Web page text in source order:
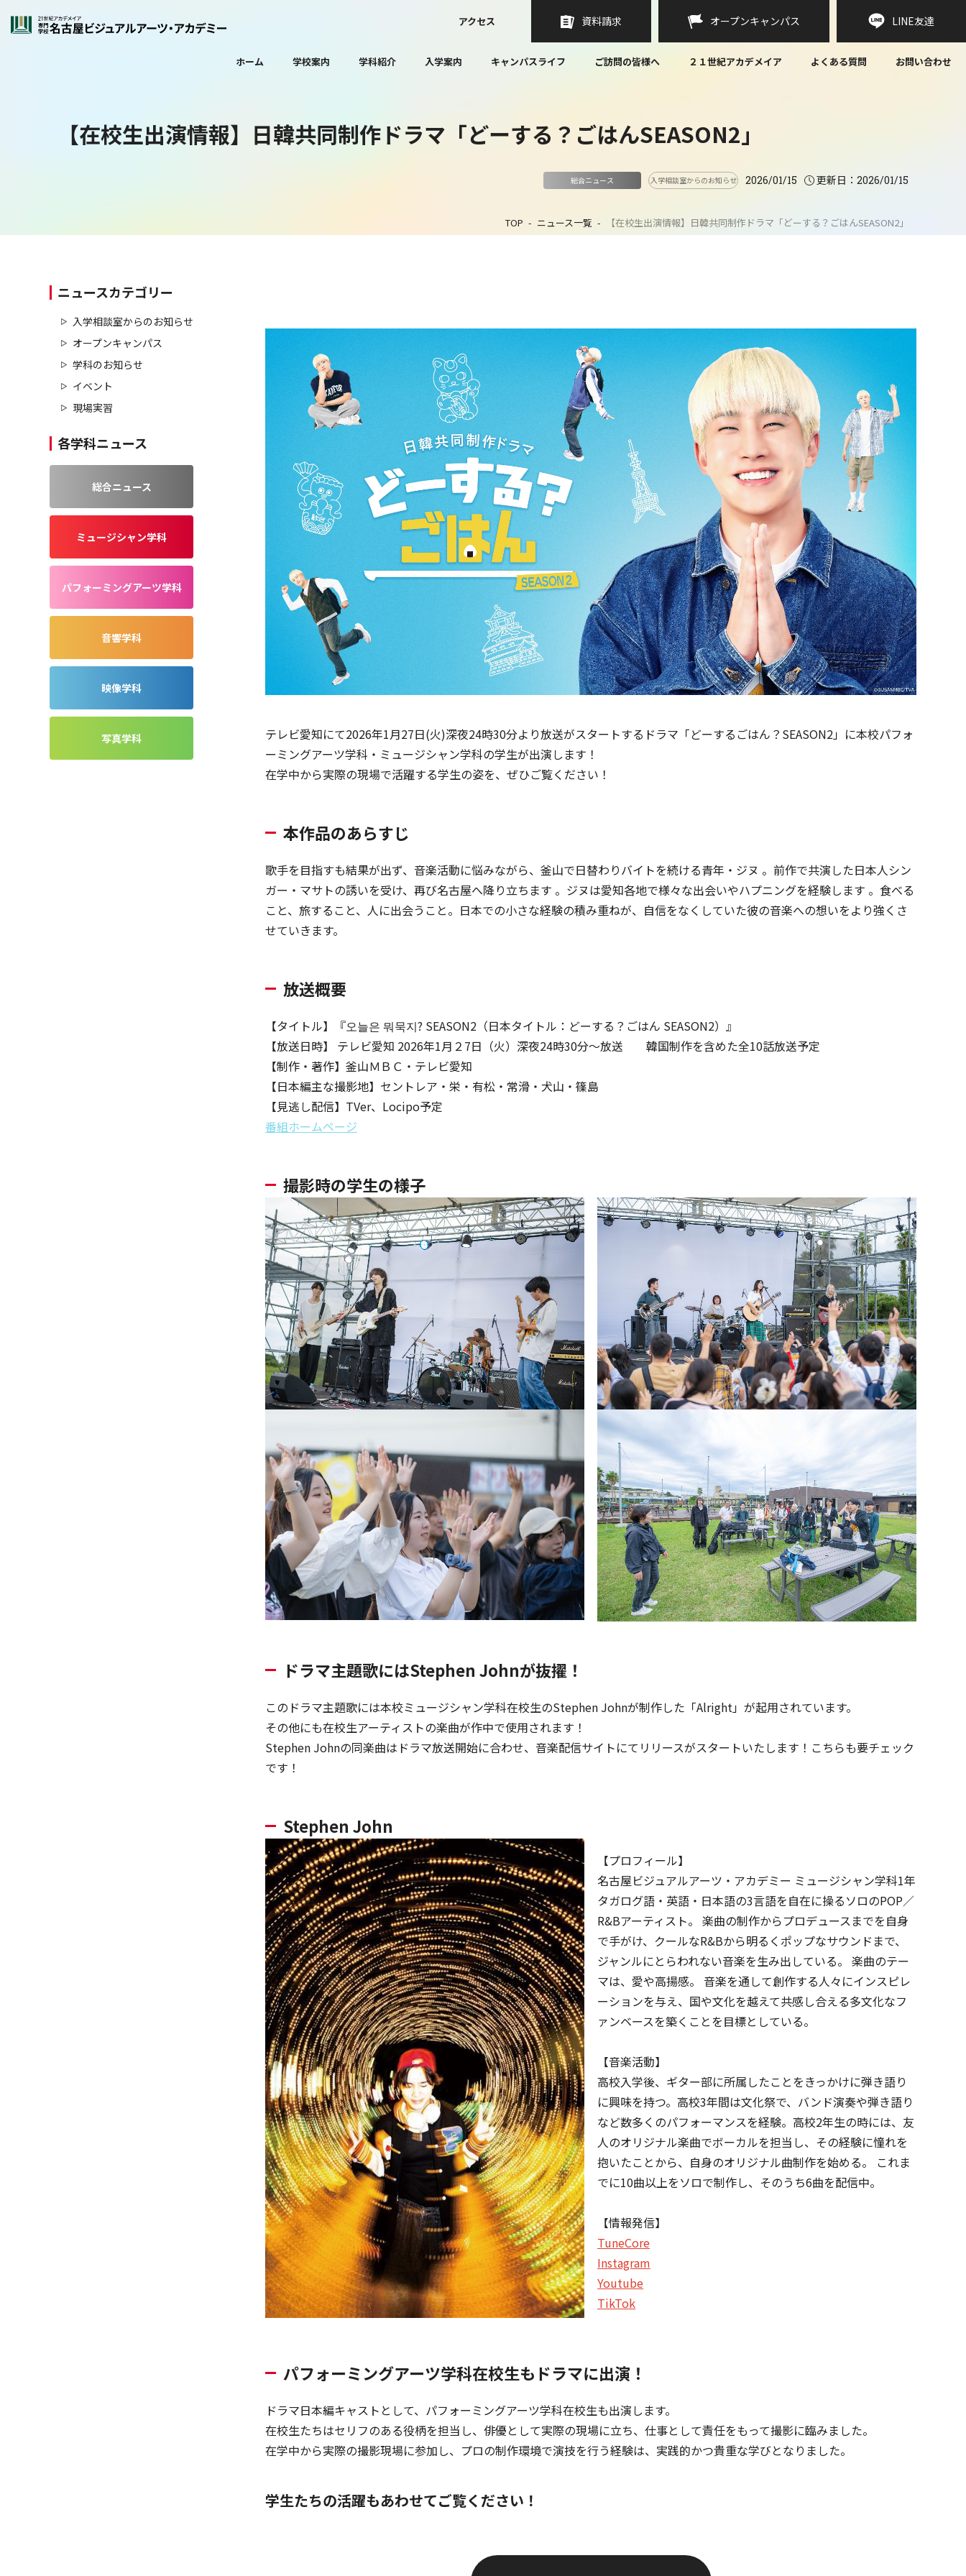
アクセス 資料請求 オープンキャンパス LINE友達
ホーム 学校案内 学科紹介 入学案内 キャンパスライフ ご訪問の皆様へ ２１世紀アカデメイア よくある質問 お問い合わせ
【在校生出演情報】日韓共同制作ドラマ「どーする？ごはんSEASON2」
総合ニュース 入学相談室からのお知らせ 2026/01/15 更新日： 2026/01/15
TOP ニュース一覧 【在校生出演情報】日韓共同制作ドラマ「どーする？ごはんSEASON2」
テレビ愛知にて2026年1月27日(火)深夜24時30分より放送がスタートするドラマ「どーするごはん？SEASON2」に本校パフォ
ーミングアーツ学科・ミュージシャン学科の学生が出演します！
在学中から実際の現場で活躍する学生の姿を、ぜひご覧ください！
本作品のあらすじ
歌手を目指すも結果が出ず、音楽活動に悩みながら、釜山で日替わりバイトを続ける青年・ジヌ 。前作で共演した日本人シン
ガー・マサトの誘いを受け、再び名古屋へ降り立ちます 。ジヌは愛知各地で様々な出会いやハプニングを経験します 。食べる
こと、旅すること、人に出会うこと。日本での小さな経験の積み重ねが、自信をなくしていた彼の音楽への想いをより強くさ
せていきます。
放送概要
【タイトル】『오늘은 뭐묵지? SEASON2（日本タイトル：どーする？ごはん SEASON2）』
【放送日時】 テレビ愛知 2026年1月２7日（火）深夜24時30分～放送 韓国制作を含めた全10話放送予定
【制作・著作】釜山ＭＢＣ・テレビ愛知
【日本編主な撮影地】セントレア・栄・有松・常滑・犬山・篠島
【見逃し配信】TVer、Locipo予定
番組ホームページ
撮影時の学生の様子
ドラマ主題歌にはStephen Johnが抜擢！
このドラマ主題歌には本校ミュージシャン学科在校生のStephen Johnが制作した「Alright」が起用されています。
その他にも在校生アーティストの楽曲が作中で使用されます！
Stephen Johnの同楽曲はドラマ放送開始に合わせ、音楽配信サイトにてリリースがスタートいたします！こちらも要チェック
です！
Stephen John
【プロフィール】
名古屋ビジュアルアーツ・アカデミー ミュージシャン学科1年
タガログ語・英語・日本語の3言語を自在に操るソロのPOP／
R&Bアーティスト。 楽曲の制作からプロデュースまでを自身
で手がけ、クールなR&Bから明るくポップなサウンドまで、
ジャンルにとらわれない音楽を生み出している。 楽曲のテー
マは、愛や高揚感。 音楽を通して創作する人々にインスピレ
ーションを与え、国や文化を越えて共感し合える多文化なフ
ァンベースを築くことを目標としている。
【音楽活動】
高校入学後、ギター部に所属したことをきっかけに弾き語り
に興味を持つ。高校3年間は文化祭で、バンド演奏や弾き語り
など数多くのパフォーマンスを経験。高校2年生の時には、友
人のオリジナル楽曲でボーカルを担当し、その経験に憧れを
抱いたことから、自身のオリジナル曲制作を始める。 これま
でに10曲以上をソロで制作し、そのうち6曲を配信中。
【情報発信】
TuneCore
Instagram
Youtube
TikTok
パフォーミングアーツ学科在校生もドラマに出演！
ドラマ日本編キャストとして、パフォーミングアーツ学科在校生も出演します。
在校生たちはセリフのある役柄を担当し、俳優として実際の現場に立ち、仕事として責任をもって撮影に臨みました。
在学中から実際の撮影現場に参加し、プロの制作環境で演技を行う経験は、実践的かつ貴重な学びとなりました。
学生たちの活躍もあわせてご覧ください！
ニュースカテゴリー
入学相談室からのお知らせ
オープンキャンパス
学科のお知らせ
イベント
現場実習
各学科ニュース
総合ニュース
ミュージシャン学科
パフォーミングアーツ学科
音響学科
映像学科
写真学科